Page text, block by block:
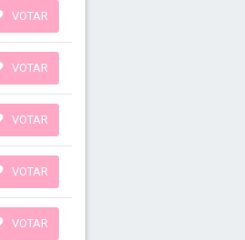
VOTAR
VOTAR
VOTAR
VOTAR
VOTAR